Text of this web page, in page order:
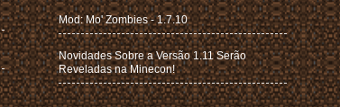
Mod: Mo' Zombies - 1.7.10
Novidades Sobre a Versão 1.11 Serão
Reveladas na Minecon!